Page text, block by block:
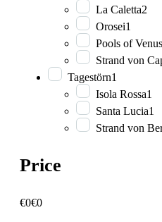
La Caletta2
Orosei1
Pools of
Strand von
Tagestörn1
Isola Rossa1
Santa Lucia1
Strand von
Price
€0€0